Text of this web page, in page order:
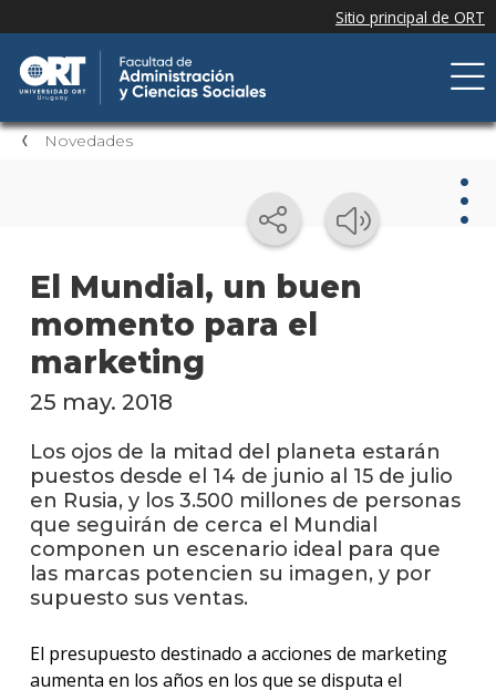
Novedades
El Mundial, un buen
momento para el
marketing
los
25 may. 2018
Los ojos de la mitad del planeta estarán
puestos desde el 14 de junio al 15 de julio
en Rusia, y los 3.500 millones de personas
que seguirán de cerca el Mundial
componen un escenario ideal para que
las marcas potencien su imagen, y por
supuesto sus ventas.
El presupuesto destinado a acciones de marketing
aumenta en los años en los que se disputa el